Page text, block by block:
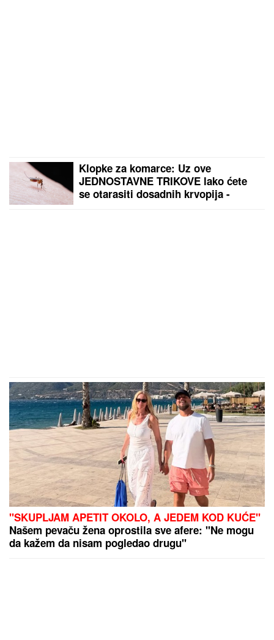
Klopke za komarce: Uz ove
JEDNOSTAVNE TRIKOVE lako ćete
se otarasiti dosadnih krvopija -
"SKUPLJAM APETIT OKOLO, A JEDEM KOD KUĆE"
Našem pevaču žena oprostila sve afere: "Ne mogu
da kažem da nisam pogledao drugu"